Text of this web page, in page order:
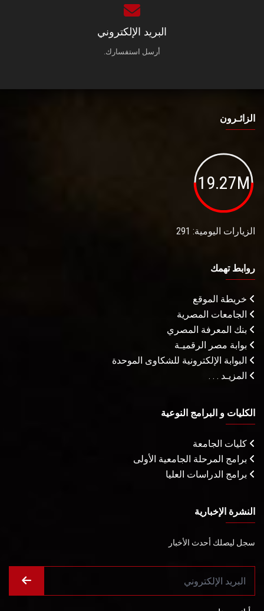
البريد الإلكتروني
أرسل استفسارك.
الزائـرون
19.27M
الزيارات اليومية: 291
روابط تهمك
خريطة الموقع
الجامعات المصرية
بنك المعرفة المصري
بوابة مصر الرقميـة
البوابة الإلكترونية للشكاوى الموحدة
المزيـد . . .
الكليات و البرامج النوعية
كليات الجامعة
برامج المرحلة الجامعية الأولى
برامج الدراسات العليا
النشرة الإخبارية
سجل ليصلك أحدث الأخبار